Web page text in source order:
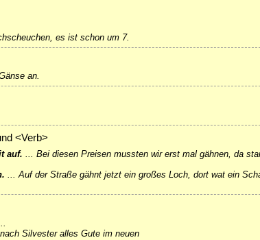
es ist schon um 7.
an.
<Verb>
auf.
Bei diesen Preisen mussten wir erst mal gähnen, da
Auf der Straße gähnt jetzt ein großes Loch, dort wat ein
Silvester alles Gute im neuen